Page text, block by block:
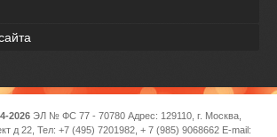
2026ЭЛ № ФС 77 - 70780 Адрес: 129110, г. Москва,
д 22, Тел: +7 (495) 7201982, + 7 (985) 9068662 E-mail: